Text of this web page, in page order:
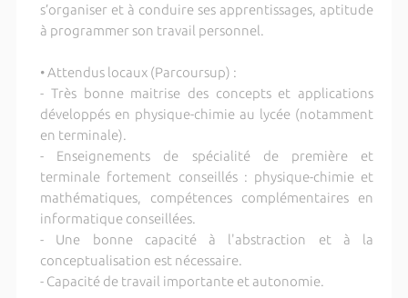
s’organiser et à conduire ses apprentissages, aptitude
à programmer son travail personnel.
• Attendus locaux (Parcoursup) :
- Très bonne maitrise des concepts et applications
développés en physique-chimie au lycée (notamment
en terminale).
- Enseignements de spécialité de première et
terminale fortement conseillés : physique-chimie et
mathématiques, compétences complémentaires en
informatique conseillées.
- Une bonne capacité à l'abstraction et à la
conceptualisation est nécessaire.
- Capacité de travail importante et autonomie.